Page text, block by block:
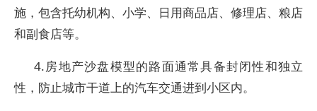
施，包含托幼机构、小学、日用商品店、修理店、粮店
和副食店等。
4.房地产沙盘模型的路面通常具备封闭性和独立
性，防止城市干道上的汽车交通进到小区内。